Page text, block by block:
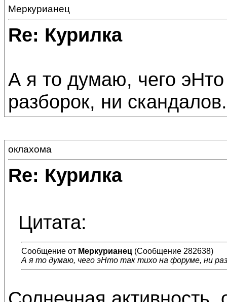
Меркурианец
Re: Курилка
А я то думаю, чего
разборок, ни
оклахома
Re: Курилка
Цитата:
Сообщение от Меркурианец (Сообщение 282638)
А я то думаю, чего эНто так тихо на форуме, ни